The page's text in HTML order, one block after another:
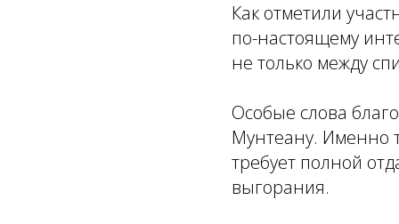
Как отметили
по-настоящему
не только между
Особые слова
Мунтеану. Именно
требует полной
выгорания.